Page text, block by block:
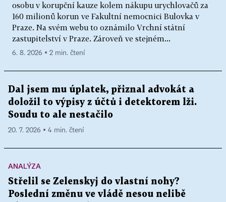
osobu v korupční kauze kolem nákupu urychlovačů za
160 milionů korun ve Fakultní nemocnici Bulovka v
Praze. Na svém webu to oznámilo Vrchní státní
zastupitelství v Praze. Zároveň ve stejném...
6. 8. 2026 ▪ 2 min. čtení
Dal jsem mu úplatek, přiznal advokát a
doložil to výpisy z účtů i detektorem lži.
Soudu to ale nestačilo
20. 7. 2026 ▪ 4 min. čtení
ANALÝZA
Střelil se Zelenskyj do vlastní nohy?
Poslední změnu ve vládě nesou nelibě